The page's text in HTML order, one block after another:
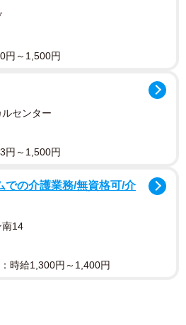
円～1,500円
センター
円～1,500円
での介護業務/無資格可/介
南14
時給1,300円～1,400円